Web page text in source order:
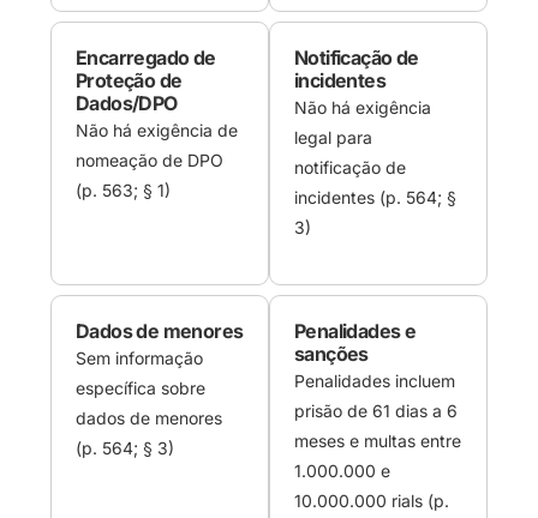
Encarregado de
Proteção de
Dados/DPO
Não há exigência de
nomeação de DPO
(p. 563; § 1)
Notificação de
incidentes
Não há exigência
legal para
notificação de
incidentes (p. 564; §
3)
Dados de menores
Sem informação
específica sobre
dados de menores
(p. 564; § 3)
Penalidades e
sanções
Penalidades incluem
prisão de 61 dias a 6
meses e multas entre
1.000.000 e
10.000.000 rials (p.